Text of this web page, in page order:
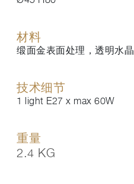
材料
缎面金表面处理，透明水晶
技术细节
1 light E27 x max 60W
重量
2.4 KG